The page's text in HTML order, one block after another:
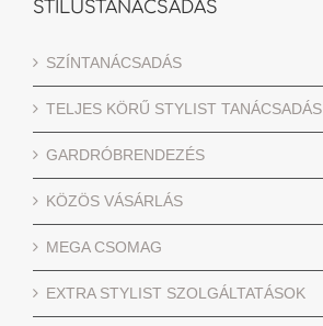
STÍLUSTANÁCSADÁS
SZÍNTANÁCSADÁS
TELJES KÖRŰ STYLIST TANÁCSADÁS
GARDRÓBRENDEZÉS
KÖZÖS VÁSÁRLÁS
MEGA CSOMAG
EXTRA STYLIST SZOLGÁLTATÁSOK